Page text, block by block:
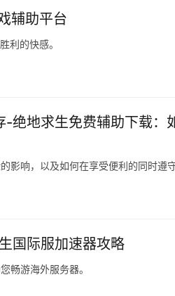
辅助平台
利的快感。
绝地求生免费辅助下载：
影响，以及如何在享受便利的同时遵守
国际服加速器攻略
畅游海外服务器。